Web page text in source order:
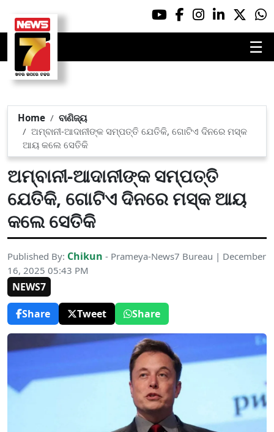
☰
Home
ବାଣିଜ୍ୟ
ଅମ୍ବାନୀ-ଆଦାନୀଙ୍କ ସମ୍ପତ୍ତି ଯେତିକି, ଗୋଟିଏ ଦିନରେ ମସ୍କ
ଆୟ କଲେ ସେତିକି
ଅମ୍ବାନୀ-ଆଦାନୀଙ୍କ ସମ୍ପତ୍ତି
ଯେତିକି, ଗୋଟିଏ ଦିନରେ ମସ୍କ ଆୟ
କଲେ ସେତିକି
Published By: Chikun - Prameya-News7 Bureau | December
16, 2025 05:43 PM
NEWS7
Share
Tweet Share